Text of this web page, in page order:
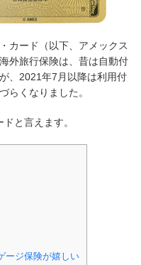
カード（以下、アメックス
外旅行保険は、昔は自動付
、2021年7月以降は利用付
らくなりました。
と言えます。
ージ保険が嬉しい